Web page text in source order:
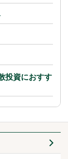
投資におすす